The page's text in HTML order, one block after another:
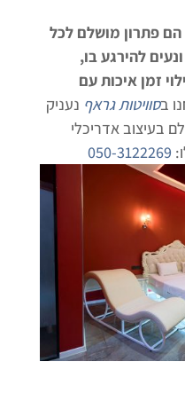
הם פתרון מושלם לכל
להירגע בו,
זמן איכות עם
בסוויטות גראף נעניק
בעיצוב אדריכלי
050-3122269